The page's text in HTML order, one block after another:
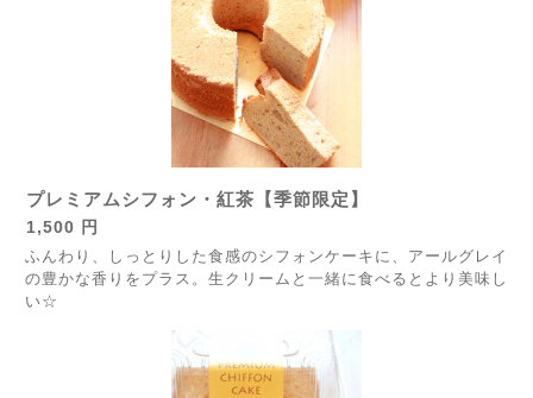
プレミアムシフォン・紅茶【季節限定】
1,500 円
ふんわり、しっとりした食感のシフォンケーキに、アールグレイ
の豊かな香りをプラス。生クリームと一緒に食べるとより美味し
い☆